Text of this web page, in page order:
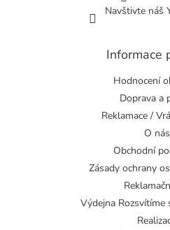
Navštivte náš
Informace
Hodnocení
Doprava a
Reklamace /
O nás
Obchodní
Zásady ochrany
Výdejna Rozsvítíme